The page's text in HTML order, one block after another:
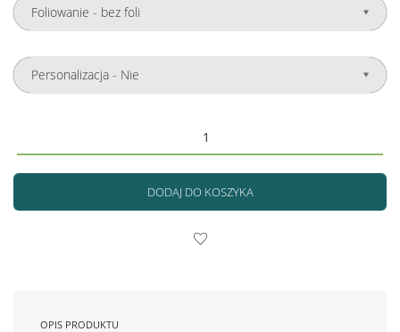
DODAJ DO KOSZYKA
OPIS PRODUKTU